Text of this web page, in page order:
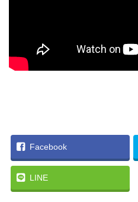
Facebook
LINE